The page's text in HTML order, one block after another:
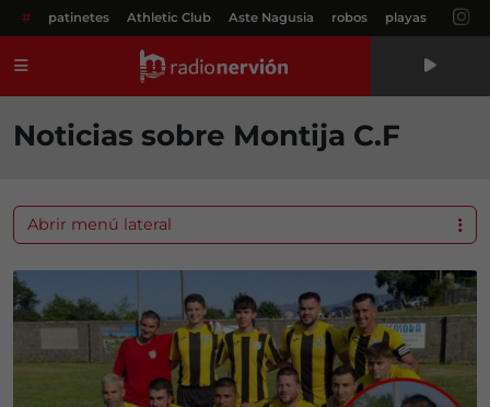
# patinetes Athletic Club Aste Nagusia robos playas
Noticias sobre Montija C.F
Abrir menú lateral